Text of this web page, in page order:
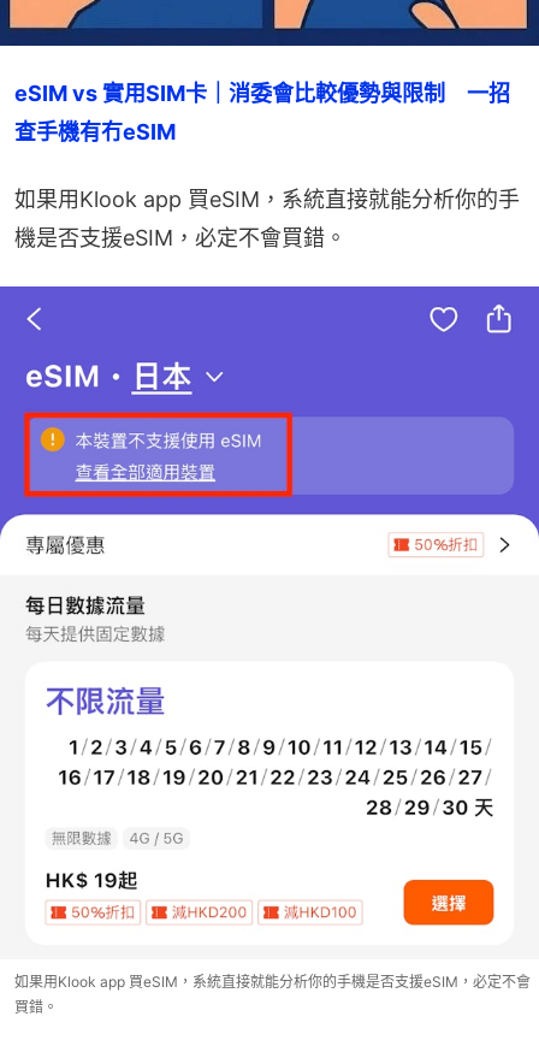
eSIM vs 實用SIM卡｜消委會比較優勢與限制　一招
查手機有冇eSIM
如果用Klook app 買eSIM，系統直接就能分析你的手
機是否支援eSIM，必定不會買錯。
如果用Klook app 買eSIM，系統直接就能分析你的手機是否支援eSIM，必定不會
買錯。